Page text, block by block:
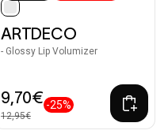
selected
ARTDECO
- Glossy Lip Volumizer
9,70€
12,95€
-25%